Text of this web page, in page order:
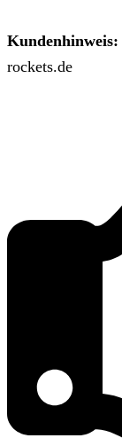
Kundenhinweis:
rockets.de